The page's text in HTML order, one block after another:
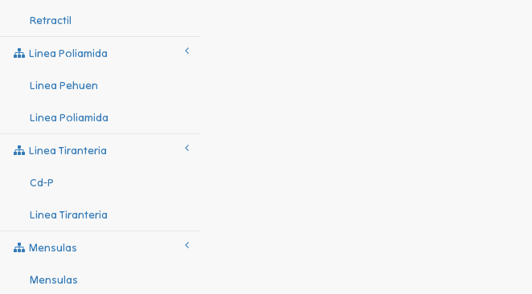
Retractil
Linea Poliamida
Linea Pehuen
Linea Poliamida
Linea Tiranteria
Cd-P
Linea Tiranteria
Mensulas
Mensulas